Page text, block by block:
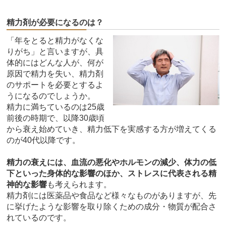
精力剤が必要になるのは？
「年をとると精力がなくな
りがち」と言いますが、具
体的にはどんな人が、何が
原因で精力を失い、精力剤
のサポートを必要とするよ
うになるのでしょうか。
精力に満ちているのは25歳
前後の時期で、以降30歳頃
から衰え始めていき、精力低下を実感する方が増えてくる
のが40代以降です。
精力の衰えには、血流の悪化やホルモンの減少、体力の低
下といった身体的な影響のほか、ストレスに代表される精
神的な影響も考えられます。
精力剤には医薬品や食品など様々なものがありますが、先
に挙げたような影響を取り除くための成分・物質が配合さ
れているのです。